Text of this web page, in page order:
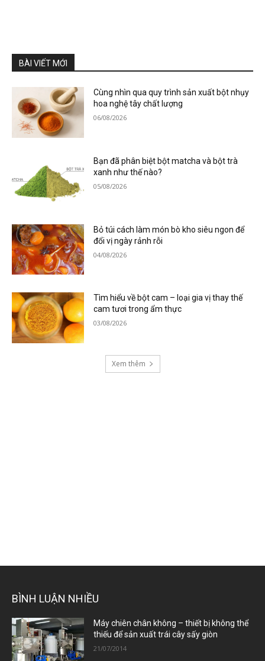
BÀI VIẾT MỚI
Cùng nhìn qua quy trình sản xuất bột nhụy
hoa nghệ tây chất lượng
06/08/2026
Bạn đã phân biệt bột matcha và bột trà
xanh như thế nào?
05/08/2026
Bỏ túi cách làm món bò kho siêu ngon để
đổi vị ngày rảnh rỗi
04/08/2026
Tìm hiểu về bột cam – loại gia vị thay thế
cam tươi trong ẩm thực
03/08/2026
Xem thêm
BÌNH LUẬN NHIỀU
Máy chiên chân không – thiết bị không thể
thiếu để sản xuất trái cây sấy giòn
21/07/2014